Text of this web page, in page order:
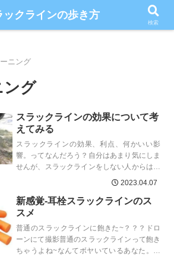
のスラックライン情報満載ブログ
ーニング
ング
スラックラインの効果について考
えてみる
スラックラインの効果、利点、何かいい影
響。ってなんだろう？自分はあまり気にしま
せんが、スラックラインをしない人からは何
でスラックラインしているの？何の効果があ
2023.04.07
新感覚-耳栓スラックラインのス
スメ
普通のスラックラインに飽きた~？？？ドロ
ーンにて撮影普通のスラックラインって飽き
ちゃうよね~なんてボヤいているあなた。ご
ックラインの歩き方
検索